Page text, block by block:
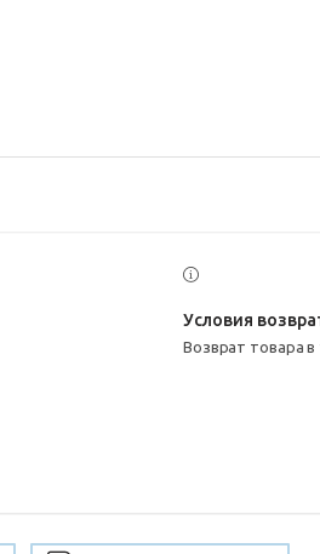
возврат товара